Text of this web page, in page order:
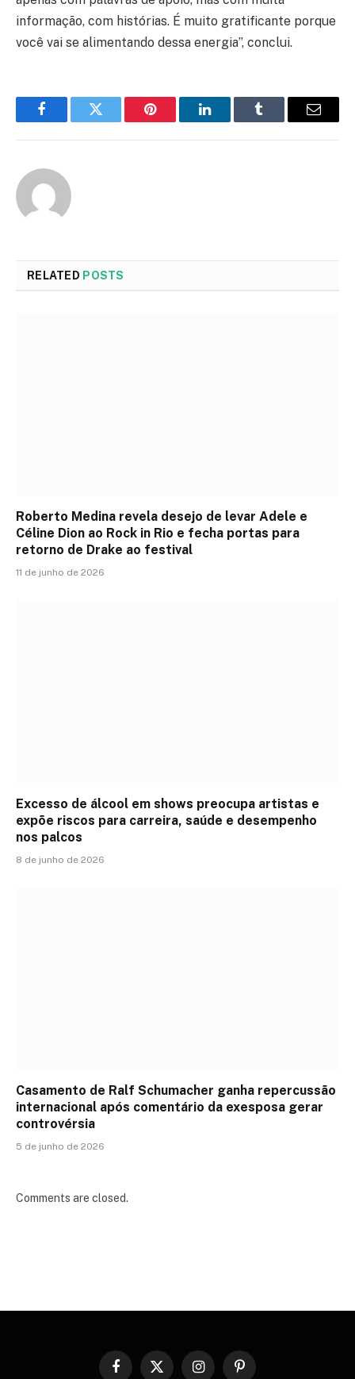
informação, com histórias. É muito gratificante porque
você vai se alimentando dessa energia”, conclui.
FacebookTwitter Pinterest LinkedInTumblr Email
RELATED POSTS
Roberto Medina revela desejo de levar Adele e
Céline Dion ao Rock in Rio e fecha portas para
retorno de Drake ao festival
11 de junho de 2026
Excesso de álcool em shows preocupa artistas e
expõe riscos para carreira, saúde e desempenho
nos palcos
8 de junho de 2026
Casamento de Ralf Schumacher ganha repercussão
internacional após comentário da exesposa gerar
controvérsia
5 de junho de 2026
Comments are closed.
Facebook
X InstagramPinterest